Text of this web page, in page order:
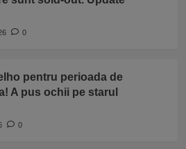
0
pentru perioada de
A pus ochii pe starul
0